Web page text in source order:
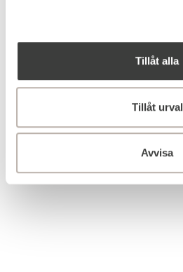
Tillåt alla
Tillåt urval
Avvisa